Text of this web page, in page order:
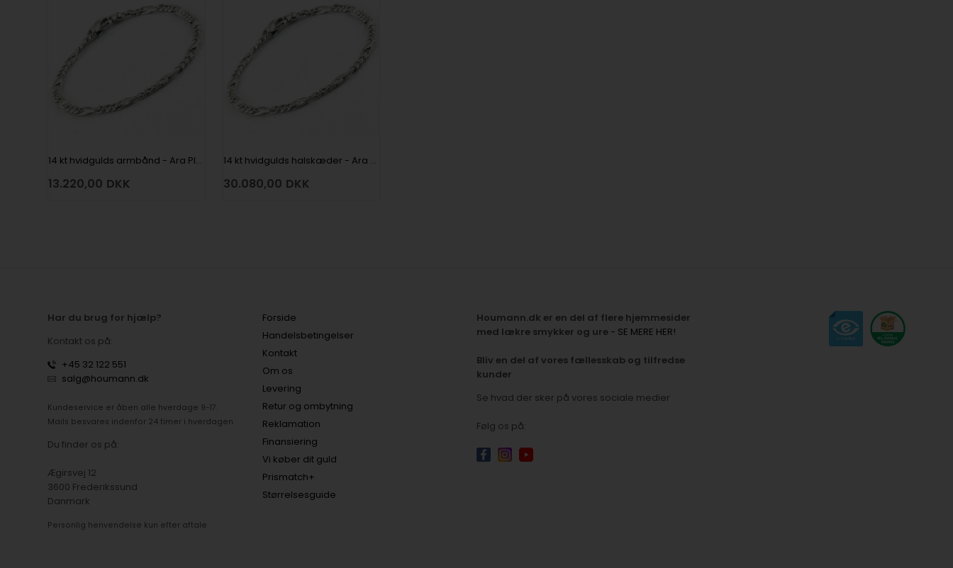
14 kt hvidgulds armbånd - Ara Plain - 3,5 mm bred og 18½ cm langt
13.220,00 DKK
14 kt hvidgulds halskæder - Ara Plain - 3,5 mm bred og 45 cm lang
30.080,00 DKK
Har du brug for hjælp?
Kontakt os på:
+45 32 122 551
salg@houmann.dk
Kundeservice er åben alle hverdage 9-17.
Mails besvares indenfor 24 timer i hverdagen
Du finder os på:
Ægirsvej 12
3600 Frederikssund
Danmark
Personlig henvendelse kun efter aftale
Forside
Handelsbetingelser
Kontakt
Om os
Levering
Retur og ombytning
Reklamation
Finansiering
Vi køber dit guld
Prismatch+
Størrelsesguide
Houmann.dk er en del af flere hjemmesider
med lækre smykker og ure- SE MERE HER!
Bliv en del af vores fællesskab og tilfredse
kunder
Se hvad der sker på vores sociale medier
Følg os på: